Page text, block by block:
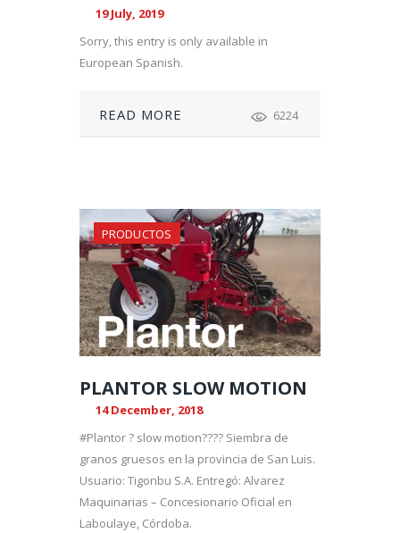
19 July, 2019
Sorry, this entry is only available in
European Spanish.
READ MORE 6224
PRODUCTOS
PLANTOR SLOW MOTION
14 December, 2018
#Plantor ? slow motion???? Siembra de
granos gruesos en la provincia de San Luis.
Usuario: Tigonbu S.A. Entregó: Alvarez
Maquinarias – Concesionario Oficial en
Laboulaye, Córdoba.